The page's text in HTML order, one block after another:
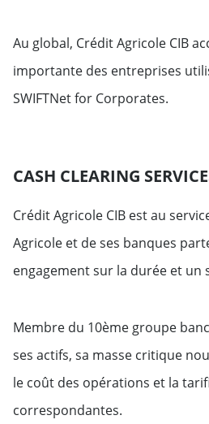
Au global, Crédit Agricole CIB
importante des entreprises
SWIFTNet for Corporates.
CASH CLEARING
Crédit Agricole CIB est au
Agricole et de ses banques
engagement sur la durée et un
Membre du 10ème groupe
ses actifs, sa masse critique
le coût des opérations et la
correspondantes.